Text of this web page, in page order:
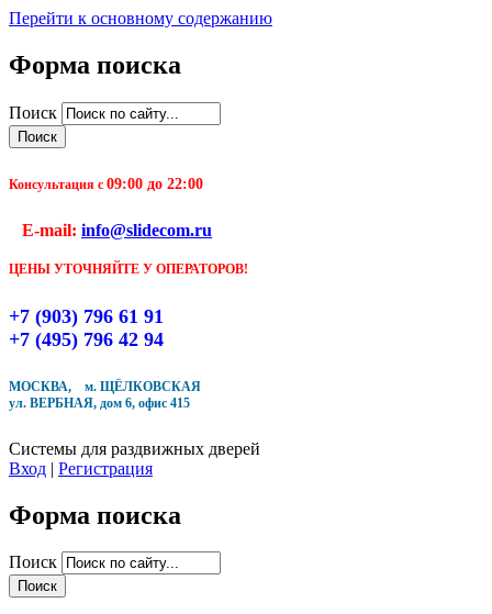
Перейти к основному содержанию
Форма поиска
Поиск
Консультация с 09:00 до 22:00
E-mail: info@slidecom.ru
ЦЕНЫ УТОЧНЯЙТЕ У ОПЕРАТОРОВ!
+7 (903) 796 61 91
+7 (495) 796 42 94
МОСКВА, м. ЩЁЛКОВСКАЯ
ул. ВЕРБНАЯ, дом 6, офис 415
Системы для раздвижных дверей
Вход | Регистрация
Форма поиска
Поиск
Чтобы оформить заказ, заполните форму. В течение
ближайшего времени с Вами свяжется Наш менеджер
и уточнит детали заказа а также время доставки
Заполните форму
Кол-во товара